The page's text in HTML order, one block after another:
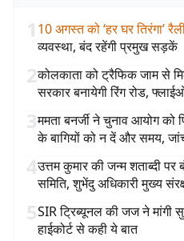
1 10 अगस्त को ‘हर घर तिरंगा’
व्यवस्था, बंद रहेंगी प्रमुख सड़कें
2कोलकाता को ट्रैफिक जाम से
सरकार बनायेगी रिंग रोड,
3ममता बनर्जी ने चुनाव आयोग
के बागियों को न दें और समय,
4उत्तम कुमार की जन्म शताब्दी
समिति, शुभेंदु अधिकारी मुख्य
5SIR ट्रिब्यूनल की जज ने मांगी
हाईकोर्ट से कही ये बात